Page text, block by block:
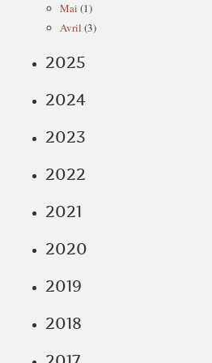
Mai (1)
Avril (3)
2025
2024
2023
2022
2021
2020
2019
2018